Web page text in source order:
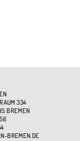
334
BREMEN
BREMEN.DE